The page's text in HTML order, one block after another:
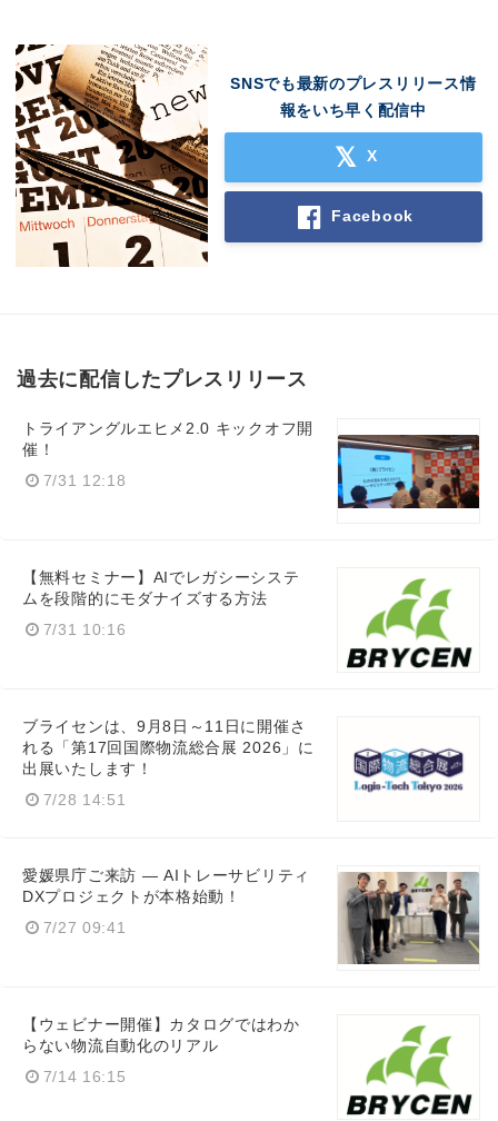
SNSでも最新のプレスリリース情
報をいち早く配信中
X
Facebook
過去に配信したプレスリリース
トライアングルエヒメ2.0 キックオフ開
催！
7/31 12:18
【無料セミナー】AIでレガシーシステ
ムを段階的にモダナイズする方法
7/31 10:16
ブライセンは、9月8日～11日に開催さ
れる「第17回国際物流総合展 2026」に
出展いたします！
7/28 14:51
愛媛県庁ご来訪 ― AIトレーサビリティ
DXプロジェクトが本格始動！
7/27 09:41
【ウェビナー開催】カタログではわか
らない物流自動化のリアル
7/14 16:15